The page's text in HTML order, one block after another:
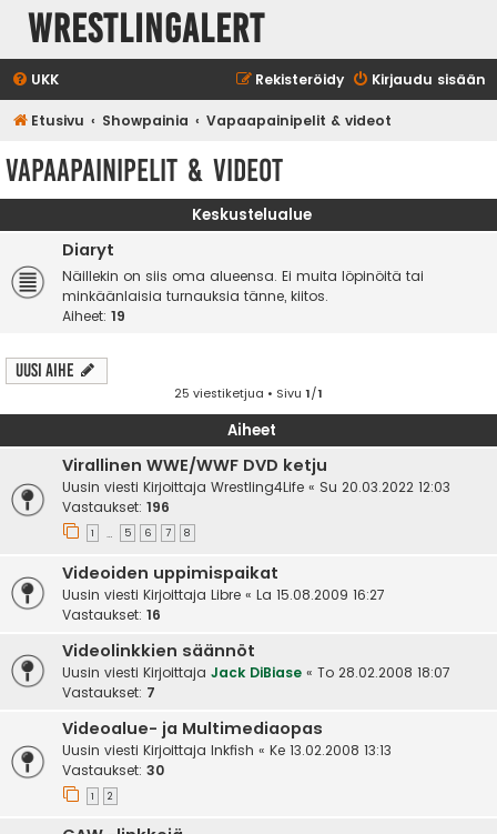
WrestlingAlert
UKK Kirjaudu sisään
Rekisteröidy
Etusivu Showpainia Vapaapainipelit & videot
Vapaapainipelit & videot
Keskustelualue
Diaryt
Näillekin on siis oma alueensa. Ei muita löpinöitä tai
minkäänlaisia turnauksia tänne, kiitos.
Aiheet: 19
Uusi Aihe
25 viestiketjua • Sivu 1/1
Aiheet
Virallinen WWE/WWF DVD ketju
Uusin viesti Kirjoittaja Wrestling4Life « Su 20.03.2022 12:03
Vastaukset: 196
1 … 5 6 7 8
Videoiden uppimispaikat
Uusin viesti Kirjoittaja Libre « La 15.08.2009 16:27
Vastaukset: 16
Videolinkkien säännöt
Uusin viesti Kirjoittaja Jack DiBiase « To 28.02.2008 18:07
Vastaukset: 7
Videoalue- ja Multimediaopas
Uusin viesti Kirjoittaja Inkfish « Ke 13.02.2008 13:13
Vastaukset: 30
1 2